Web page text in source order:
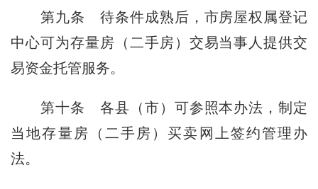
第九条 待条件成熟后，市房屋权属登记
中心可为存量房（二手房）交易当事人提供交
易资金托管服务。
第十条 各县（市）可参照本办法，制定
当地存量房（二手房）买卖网上签约管理办
法。